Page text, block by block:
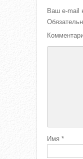
Ваш e-mail
Имя *